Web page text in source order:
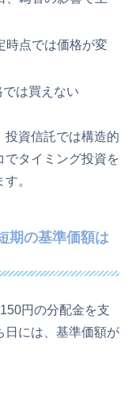
時点では価格が変
は買えない
投資信託では構造的
でタイミング投資を
。
期の基準価額は
円の分配金を支
日には、基準価額が